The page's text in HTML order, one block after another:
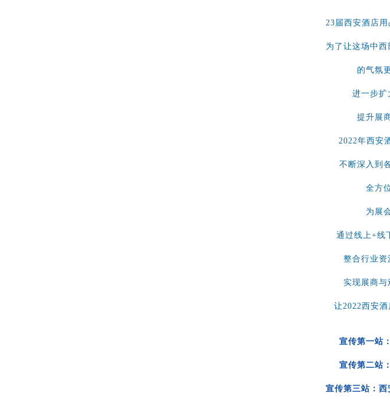
23届西安酒店
为了让这场中
的气氛
进一步扩
提升展
2022年西安
不断深入到
全方
为展
通过线上+线
整合行业资
实现展商与
让2022西安
宣传第一站
宣传第二站
宣传第三站：